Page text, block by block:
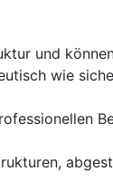
und
wie